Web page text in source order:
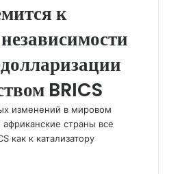
к
BRICS
изменений в мировом
страны все
как к катализатору